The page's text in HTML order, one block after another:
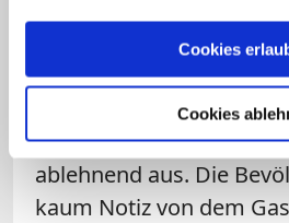
Cookies
Cookies
Diskriminierung. Den
Franziskus nannte er ein
Hoffnung.
Der Empfang in der
ablehnend aus. Die
kaum Notiz von dem